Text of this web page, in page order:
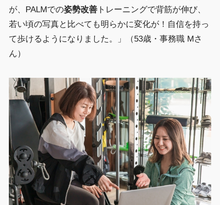
が、PALMでの姿勢改善トレーニングで背筋が伸び、
若い頃の写真と比べても明らかに変化が！自信を持っ
て歩けるようになりました。」（53歳・事務職 Mさ
ん）